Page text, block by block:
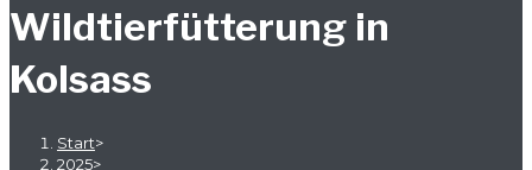
Wildtierfütterung in
Kolsass
Start>
2025>